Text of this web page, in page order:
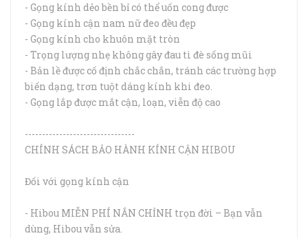
- Gọng kính dẻo bền bỉ có thể uốn cong được
- Gọng kính cận nam nữ đeo đều đẹp
- Gọng kính cho khuôn mặt tròn
- Trọng lượng nhẹ không gây đau tì đè sống mũi
- Bản lề được cố định chắc chắn, tránh các trường hợp
biến dạng, trơn tuột dáng kính khi đeo.
- Gọng lắp được mắt cận, loạn, viễn độ cao
--------------------------------
CHÍNH SÁCH BẢO HÀNH KÍNH CẬN HIBOU
Đối với gọng kính cận
- Hibou MIỄN PHÍ NẮN CHỈNH trọn đời – Bạn vẫn
dùng, Hibou vẫn sửa.